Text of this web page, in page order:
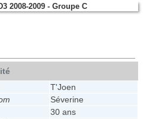
2008-2009 - Groupe C
T'Joen
Séverine
30 ans